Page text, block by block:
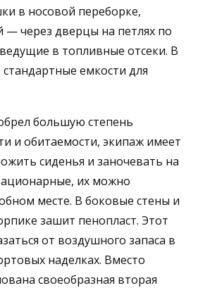
в носовой переборке,
— через дверцы на петлях по
в топливные отсеки. В
емкости для
большую степень
и обитаемости, экипаж имеет
сиденья и заночевать на
их можно
месте. В боковые стены и
зашит пенопласт. Этот
от воздушного запаса в
наделках. Вместо
своеобразная вторая